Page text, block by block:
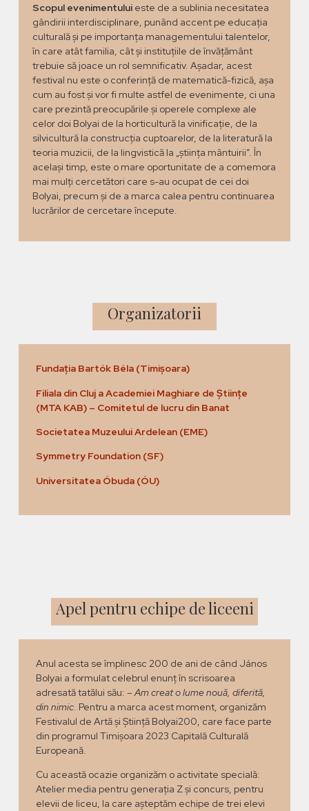
Scopul evenimentuluieste de a sublinia necesitatea
gândirii interdisciplinare, punând accent pe educația
culturală și pe importanța managementului talentelor,
în care atât familia, cât și instituțiile de învățământ
trebuie să joace un rol semnificativ. Așadar, acest
festival nu este o conferință de matematică-fizică, așa
cum au fost și vor fi multe astfel de evenimente, ci una
care prezintă preocupările și operele complexe ale
celor doi Bolyai de la horticultură la vinificație, de la
silvicultură la construcția cuptoarelor, de la literatură la
teoria muzicii, de la lingvistică la „știința mântuirii”. În
același timp, este o mare oportunitate de a comemora
mai mulți cercetători care s-au ocupat de cei doi
Bolyai, precum și de a marca calea pentru continuarea
lucrărilor de cercetare începute.
Organizatorii
Fundația Bartók Béla (Timișoara)
Filiala din Cluj a Academiei Maghiare de Științe
(MTA KAB) – Comitetul de lucru din Banat
Societatea Muzeului Ardelean (EME)
Symmetry Foundation (SF)
Universitatea Óbuda (ÓU)
Apel pentru echipe de liceeni
Anul acesta se împlinesc 200 de ani de când János
Bolyai a formulat celebrul enunț în scrisoarea
adresată tatălui său: –Am creat o lume nouă, diferită,
din nimic. Pentru a marca acest moment, organizăm
Festivalul de Artă și Știință Bolyai200, care face parte
din programul Timișoara 2023 Capitală Culturală
Europeană.
Cu această ocazie organizăm o activitate specială:
Atelier media pentru generația Z și concurs, pentru
elevii de liceu, la care așteptăm echipe de trei elevi